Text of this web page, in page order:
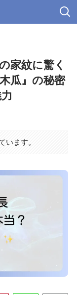
家紋に驚く
瓜』の秘密
います。